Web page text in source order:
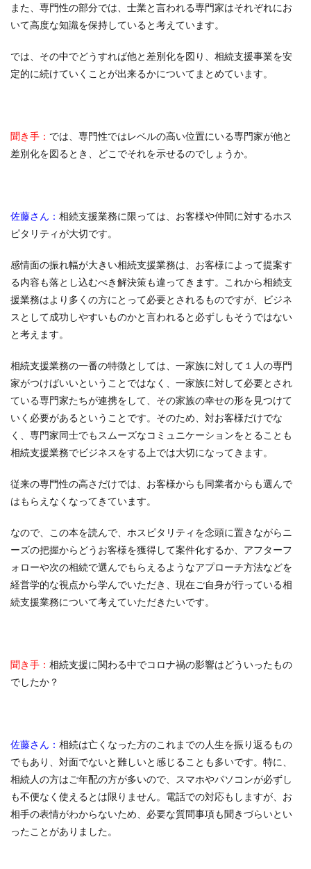
また、専門性の部分では、士業と言われる専門家はそれぞれにお
いて高度な知識を保持していると考えています。
では、その中でどうすれば他と差別化を図り、相続支援事業を安
定的に続けていくことが出来るかについてまとめています。
聞き手： では、専門性ではレベルの高い位置にいる専門家が他と
差別化を図るとき、どこでそれを示せるのでしょうか。
佐藤さん： 相続支援業務に限っては、お客様や仲間に対するホス
ピタリティが大切です。
感情面の振れ幅が大きい相続支援業務は、お客様によって提案す
る内容も落とし込むべき解決策も違ってきます。これから相続支
援業務はより多くの方にとって必要とされるものですが、ビジネ
スとして成功しやすいものかと言われると必ずしもそうではない
と考えます。
相続支援業務の一番の特徴としては、一家族に対して１人の専門
家がつけばいいということではなく、一家族に対して必要とされ
ている専門家たちが連携をして、その家族の幸せの形を見つけて
いく必要があるということです。そのため、対お客様だけでな
く、専門家同士でもスムーズなコミュニケーションをとることも
相続支援業務でビジネスをする上では大切になってきます。
従来の専門性の高さだけでは、お客様からも同業者からも選んで
はもらえなくなってきています。
なので、この本を読んで、ホスピタリティを念頭に置きながらニ
ーズの把握からどうお客様を獲得して案件化するか、アフターフ
ォローや次の相続で選んでもらえるようなアプローチ方法などを
経営学的な視点から学んでいただき、現在ご自身が行っている相
続支援業務について考えていただきたいです。
聞き手： 相続支援に関わる中でコロナ禍の影響はどういったもの
でしたか？
佐藤さん： 相続は亡くなった方のこれまでの人生を振り返るもの
でもあり、対面でないと難しいと感じることも多いです。特に、
相続人の方はご年配の方が多いので、スマホやパソコンが必ずし
も不便なく使えるとは限りません。電話での対応もしますが、お
相手の表情がわからないため、必要な質問事項も聞きづらいとい
ったことがありました。